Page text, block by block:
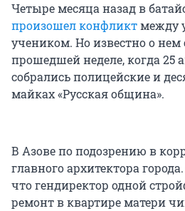
Четыре месяца назад в
произошел конфликтмежду
учеником. Но известно о нем
прошедшей неделе, когда 25
собрались полицейские и
майках «Русская община».
В Азове по подозрению в
главного архитектора
что гендиректор одной
ремонт в квартире матери